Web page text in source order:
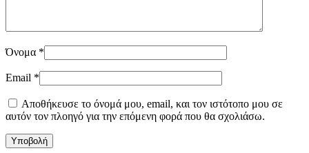
Όνομα *
Email *
Αποθήκευσε το όνομά μου, email, και τον ιστότοπο μου σε
αυτόν τον πλοηγό για την επόμενη φορά που θα σχολιάσω.